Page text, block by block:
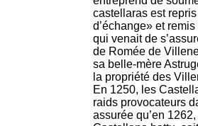
castellaras est
d’échange» et
qui venait de
de Romée de
sa belle-mère
la propriété des
En 1250, les
raids provocateurs
assurée qu’en